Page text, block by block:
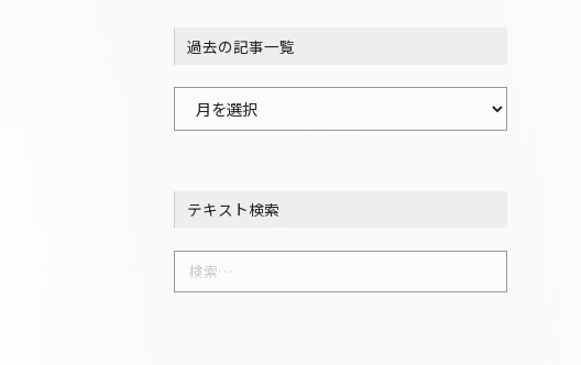
過去の記事一覧
去
記
事
覧
テキスト検索
検
索: